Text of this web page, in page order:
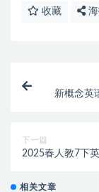
收藏 海
新概念英
下一篇
2025春人教7下
相关文章